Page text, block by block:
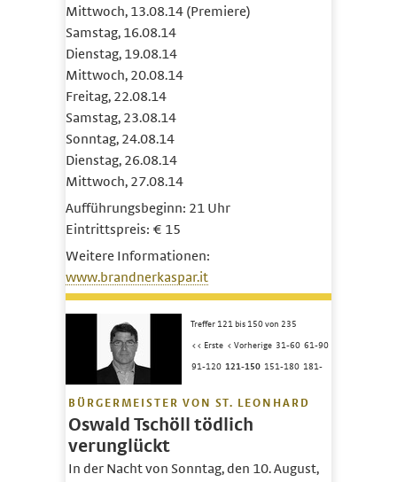
Mittwoch, 13.08.14 (Premiere)
Samstag, 16.08.14
Dienstag, 19.08.14
Mittwoch, 20.08.14
Freitag, 22.08.14
Samstag, 23.08.14
Sonntag, 24.08.14
Dienstag, 26.08.14
Mittwoch, 27.08.14
Aufführungsbeginn: 21 Uhr
Eintrittspreis: € 15
Weitere Informationen:
www.brandnerkaspar.it
BÜRGERMEISTER VON ST. LEONHARD
Oswald Tschöll tödlich
verunglückt
In der Nacht von Sonntag, den 10. August,
Treffer 121 bis 150 von 235
<< Erste < Vorherige 31-60 61-90
91-120 121-150 151-180 181-